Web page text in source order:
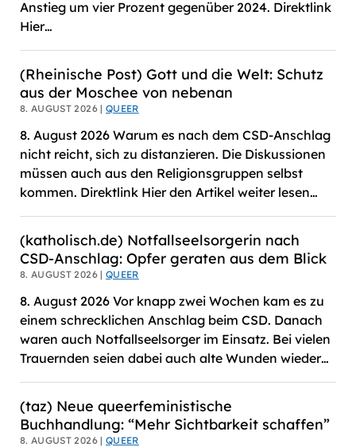
Anstieg um vier Prozent gegenüber 2024. Direktlink
Hier…
(Rheinische Post) Gott und die Welt: Schutz
aus der Moschee von nebenan
8. AUGUST 2026 |QUEER
8. August 2026 Warum es nach dem CSD-Anschlag
nicht reicht, sich zu distanzieren. Die Diskussionen
müssen auch aus den Religionsgruppen selbst
kommen. Direktlink Hier den Artikel weiter lesen…
(katholisch.de) Notfallseelsorgerin nach
CSD-Anschlag: Opfer geraten aus dem Blick
8. AUGUST 2026 |QUEER
8. August 2026 Vor knapp zwei Wochen kam es zu
einem schrecklichen Anschlag beim CSD. Danach
waren auch Notfallseelsorger im Einsatz. Bei vielen
Trauernden seien dabei auch alte Wunden wieder…
(taz) Neue queerfeministische
Buchhandlung: “Mehr Sichtbarkeit schaffen”
8. AUGUST 2026 |QUEER